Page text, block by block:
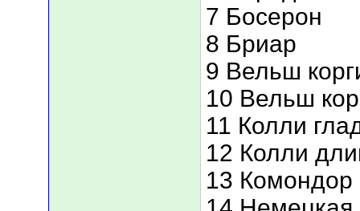
7 Босерон
8 Бриар
9 Вельш
10 Вельш
11 Колли
12 Колли
13 Комондор